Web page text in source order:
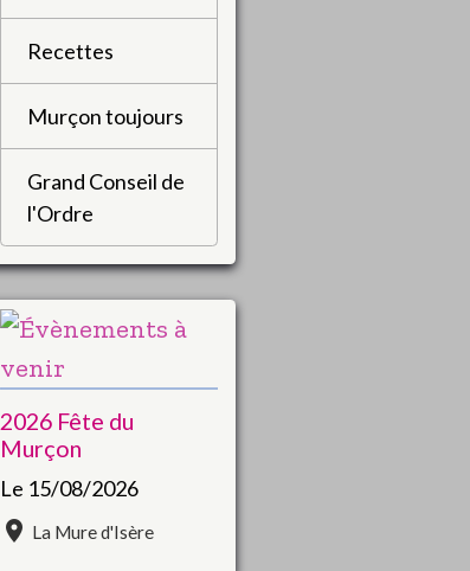
Recettes
Murçon toujours
Grand Conseil de
l'Ordre
2026 Fête du
Murçon
Le 15/08/2026
La Mure d'Isère